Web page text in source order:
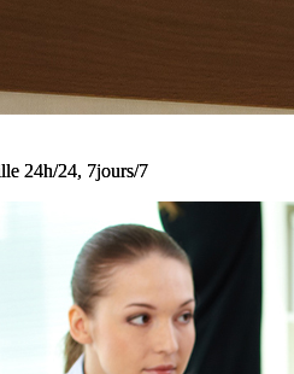
24h/24, 7jours/7
24h/24, 7jours/7